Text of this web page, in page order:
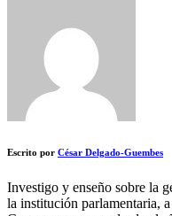
Escrito por César Delgado-Guembes
Investigo y enseño sobre la
la institución parlamentaria,